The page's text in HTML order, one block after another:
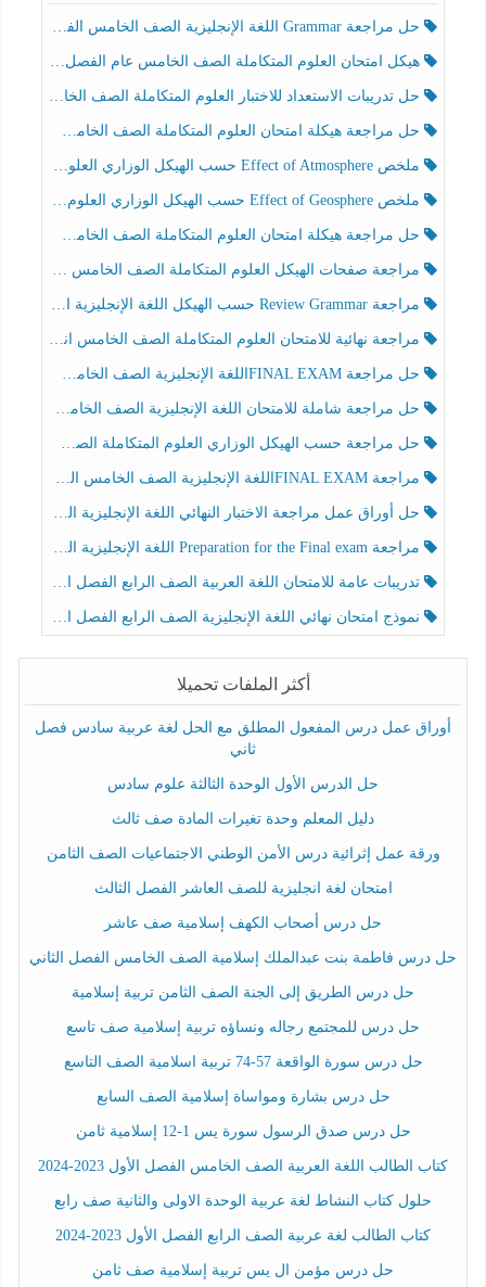
حل مراجعة Grammar اللغة الإنجليزية الصف الخامس الفصل الثالث
هيكل امتحان العلوم المتكاملة الصف الخامس عام الفصل الدراسي الثالث 2025-2026
حل تدريبات الاستعداد للاختبار العلوم المتكاملة الصف الخامس عام الفصل الثالث
حل مراجعة هيكلة امتحان العلوم المتكاملة الصف الخامس انسبير الفصل الثالث
ملخص Effect of Atmosphere حسب الهيكل الوزاري العلوم المتكاملة الصف الخامس انسبير الفصل الثالث
ملخص Effect of Geosphere حسب الهيكل الوزاري العلوم المتكاملة الصف الخامس انسبير الفصل الثالث
حل مراجعة هيكلة امتحان العلوم المتكاملة الصف الخامس عام الفصل الثالث
مراجعة صفحات الهيكل العلوم المتكاملة الصف الخامس انسبير الفصل الثالث
مراجعة Review Grammar حسب الهيكل اللغة الإنجليزية الصف الخامس الفصل الثالث
مراجعة نهائية للامتحان العلوم المتكاملة الصف الخامس انسبير الفصل الثالث
حل مراجعة FINAL EXAMاللغة الإنجليزية الصف الخامس الفصل الثالث
حل مراجعة شاملة للامتحان اللغة الإنجليزية الصف الخامس الفصل الثالث
حل مراجعة حسب الهيكل الوزاري العلوم المتكاملة الصف الخامس عام الفصل الثالث
مراجعة FINAL EXAMاللغة الإنجليزية الصف الخامس الفصل الثالث
حل أوراق عمل مراجعة الاختبار النهائي اللغة الإنجليزية الصف الرابع الفصل الثالث
مراجعة Preparation for the Final exam اللغة الإنجليزية الصف الرابع الفصل الثالث
تدريبات عامة للامتحان اللغة العربية الصف الرابع الفصل الثالث
نموذج امتحان نهائي اللغة الإنجليزية الصف الرابع الفصل الثالث
أكثر الملفات تحميلا
أوراق عمل درس المفعول المطلق مع الحل لغة عربية سادس فصل
ثاني
حل الدرس الأول الوحدة الثالثة علوم سادس
دليل المعلم وحدة تغيرات المادة صف ثالث
ورقة عمل إثرائية درس الأمن الوطني الاجتماعيات الصف الثامن
امتحان لغة انجليزية للصف العاشر الفصل الثالث
حل درس أصحاب الكهف إسلامية صف عاشر
حل درس فاطمة بنت عبدالملك إسلامية الصف الخامس الفصل الثاني
حل درس الطريق إلى الجنة الصف الثامن تربية إسلامية
حل درس للمجتمع رجاله ونساؤه تربية إسلامية صف تاسع
حل درس سورة الواقعة 57-74 تربية اسلامية الصف التاسع
حل درس بشارة ومواساة إسلامية الصف السابع
حل درس صدق الرسول سورة يس 1-12 إسلامية ثامن
كتاب الطالب اللغة العربية الصف الخامس الفصل الأول 2023-2024
حلول كتاب النشاط لغة عربية الوحدة الاولى والثانية صف رابع
كتاب الطالب لغة عربية الصف الرابع الفصل الأول 2023-2024
حل درس مؤمن ال يس تربية إسلامية صف ثامن